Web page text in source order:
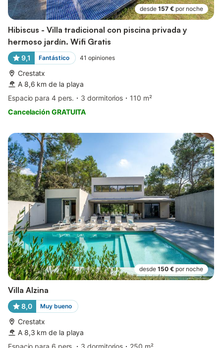
desde 157 € por noche
Hibiscus - Villa tradicional con piscina privada y
hermoso jardín. Wifi Gratis
9,1 Fantástico 41 opiniones
Crestatx
A 8,6 km de la playa
Espacio para 4 pers.
3 dormitorios
110 m²
Cancelación GRATUITA
desde 150 € por noche
Villa Alzina
8,0 Muy bueno
Crestatx
A 8,3 km de la playa